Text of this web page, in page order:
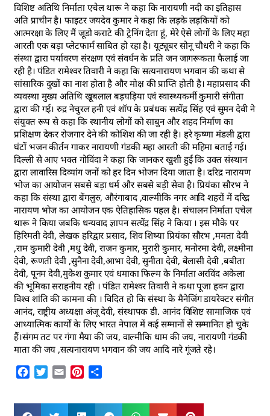
विशिष्ट अतिथि निर्माता एचेल थारू ने कहा कि नारायणी नदी का इतिहास
अति प्राचीन है। फाइटर जयदेव कुमार ने कहा कि लड़के लड़कियों को
आत्मरक्षा के लिए मैं जूडो कराटे की ट्रेनिंग देता हूं, मेरे ऐसे लोगों के लिए महा
आरती एक बड़ा प्लेटफार्म साबित हो रहा है। यूट्यूबर सोनू चौधरी ने कहा कि
संस्था द्वारा पर्यावरण संरक्षण एवं संवर्धन के प्रति जन जागरूकता फैलाई जा
रही है। पंडित रामेश्वर तिवारी ने कहा कि सत्यनारायण भगवान की कथा से
सांसारिक दुखों का नाश होता है और मोक्ष की प्राप्ति होती है। महाप्रसाद की
व्यवस्था मुख्य अतिथि खूबलाल बड़घड़िया एवं स्वास्थ्यकर्मी कुमारी संगीता
द्वारा की गई। रुद्र नेचुरल हनी एवं शॉप के प्रबंधक सत्येंद्र सिंह एवं सुमन देवी ने
संयुक्त रूप से कहा कि स्थानीय लोगों को साबुन और शहद निर्माण का
प्रशिक्षण देकर रोजगार देने की कोशिश की जा रही है। हरे कृष्णा मंडली द्वारा
घंटों भजन कीर्तन गाकर नारायणी गंडकी महा आरती की महिमा बताई गई।
दिल्ली से आए भक्त गोविंदा ने कहा कि जानकर खुशी हुई कि उक्त संस्थान
द्वारा लावारिस दिव्यांग जनों को हर दिन भोजन दिया जाता है। दरिद्र नारायण
भोज का आयोजन सबसे बड़ा धर्म और सबसे बड़ी सेवा है। प्रियंका सौरभ ने
कहा कि संस्था द्वारा बेंगलुरु, औरंगाबाद ,वाल्मीकि नगर आदि शहरों में दरिद्र
नारायण भोज का आयोजन एक ऐतिहासिक पहल है। संचालन निर्माता एचेल
थारू ने किया जबकि धन्यवाद ज्ञापन सत्येंद्र सिंह ने किया । इस मौके पर
हिरिमती देवी, लेखक हरिद्वार प्रसाद, शिव शिष्या प्रियंका सौरभ ,ममता देवी
,राम कुमारी देवी ,मधु देवी, राजन कुमार, मुरारी कुमार, मनोरमा देवी, लक्ष्मीना
देवी, रूणती देवी ,सुनैना देवी,आभा देवी, सुनीता देवी, बेलासी देवी ,बबीता
देवी, पूनम देवी,मुकेश कुमार एवं धमाका फिल्म के निर्माता अरविंद अकेला
की भूमिका सराहनीय रही । पंडित रामेश्वर तिवारी ने कथा पूजा हवन द्वारा
विश्व शांति की कामना की । विदित हो कि संस्था के मैनेजिंग डायरेक्टर संगीत
आनंद, राष्ट्रीय अध्यक्षा अंजू देवी, संस्थापक डी. आनंद विशिष्ट सामाजिक एवं
आध्यात्मिक कार्यों के लिए भारत नेपाल में कई सम्मानों से सम्मानित हो चुके
हैं।संगम तट पर गंगा मैया की जय, वाल्मीकि धाम की जय, नारायणी गंडकी
माता की जय ,सत्यनारायण भगवान की जय आदि नारे गूंजते रहे।
Facebook
Twitter
Email Pinterest